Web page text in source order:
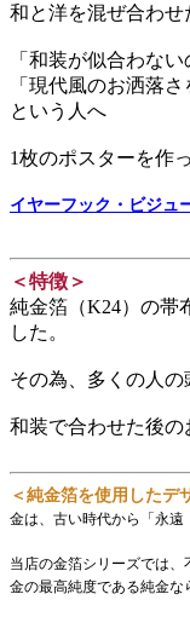
和と洋を混ぜ合わせ
「和装が似合わな
「現代風のお洒落さ
という人へ
1枚のポスターを作
イヤーフック・ビジュ
＜特徴＞
純金箔（K24）の帯
した。
その為、多くの人の
和装で合わせた後の
＜純金箔を使用したデ
金は、古い時代から「永遠
当店の金箔シリーズでは、
金の最高純度である純金な